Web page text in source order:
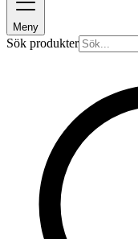
Meny
Sök produkter